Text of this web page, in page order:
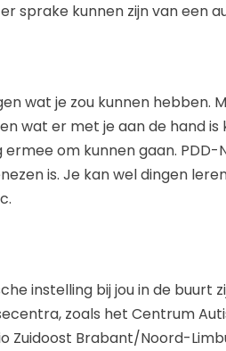
sprake kunnen zijn van een
wat je zou kunnen hebben.
wat er met je aan de hand
om kunnen gaan. PDD-
is. Je kan wel dingen
instelling bij jou in de buurt
zoals het Centrum
Zuidoost Brabant/Noord-